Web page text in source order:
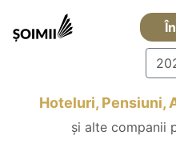
Hoteluri, Pensiuni,
și alte companii